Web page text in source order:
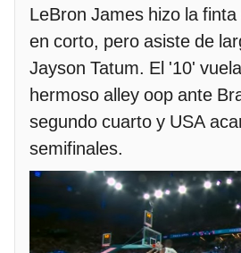
LeBron James hizo la
en corto, pero asiste de
Jayson Tatum. El '10'
hermoso alley oop ante
segundo cuarto y USA
semifinales.